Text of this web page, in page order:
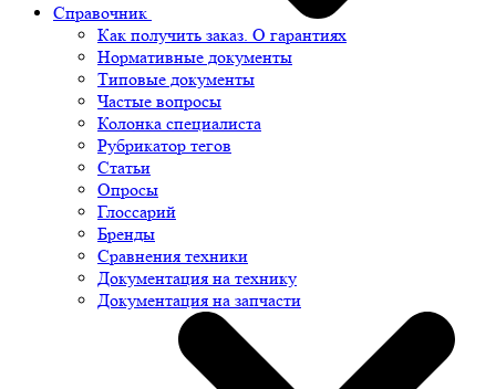
Справочник
Как получить заказ. О гарантиях
Нормативные документы
Типовые документы
Частые вопросы
Колонка специалиста
Рубрикатор тегов
Статьи
Опросы
Глоссарий
Бренды
Сравнения техники
Документация на технику
Документация на запчасти